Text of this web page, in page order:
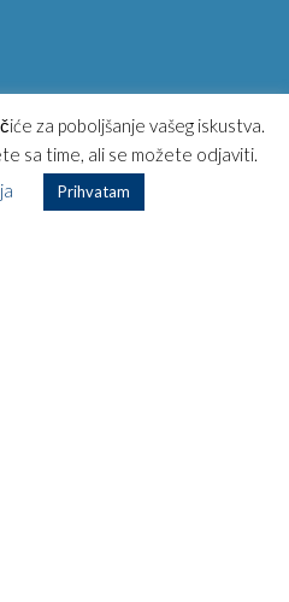
za poboljšanje vašeg iskustva.
sa time, ali se možete odjaviti.
Prihvatam